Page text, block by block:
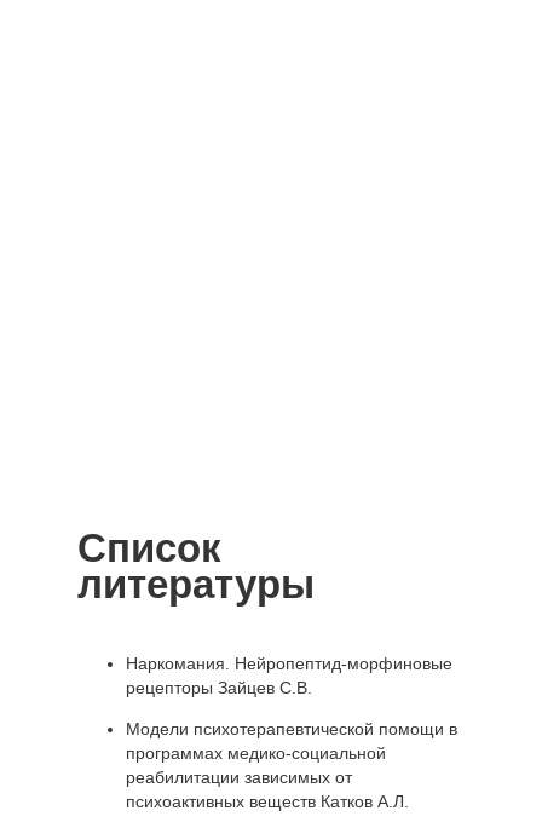
Список
литературы
Наркомания. Нейропептид-морфиновые
рецепторы Зайцев С.В.
Модели психотерапевтической помощи в
программах медико-социальной
реабилитации зависимых от
психоактивных веществ Катков А.Л.